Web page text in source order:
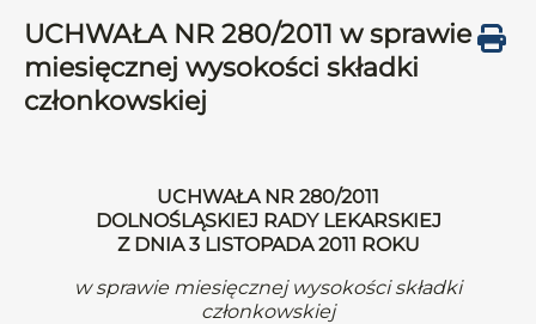
UCHWAŁA NR 280/2011 w sprawie
miesięcznej wysokości składki
członkowskiej
UCHWAŁA NR 280/2011
DOLNOŚLĄSKIEJ RADY LEKARSKIEJ
Z DNIA 3 LISTOPADA 2011 ROKU
w sprawie miesięcznej wysokości składki
członkowskiej